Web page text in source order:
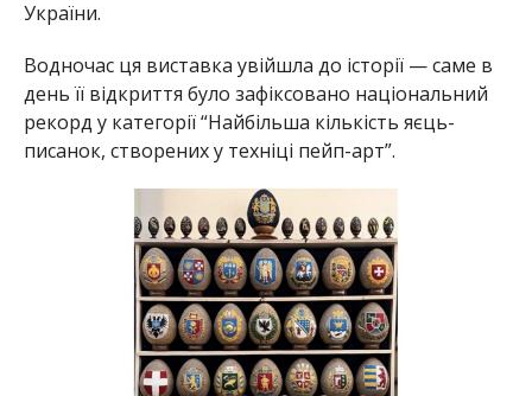
України.
Водночас ця виставка увійшла до історії — саме в
день її відкриття було зафіксовано національний
рекорд у категорії “Найбільша кількість яєць-
писанок, створених у техніці пейп-арт”.